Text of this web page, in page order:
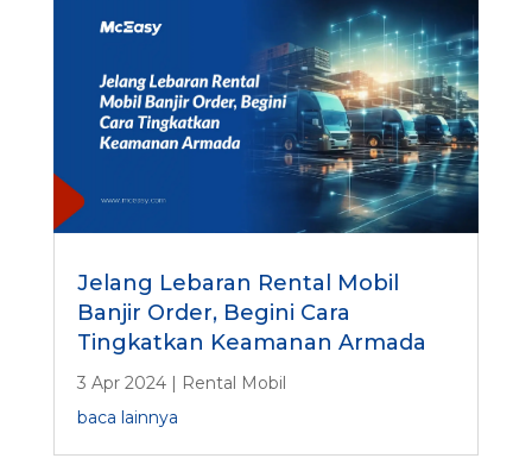
Jelang Lebaran Rental Mobil
Banjir Order, Begini Cara
Tingkatkan Keamanan Armada
3 Apr 2024| Rental Mobil
baca lainnya